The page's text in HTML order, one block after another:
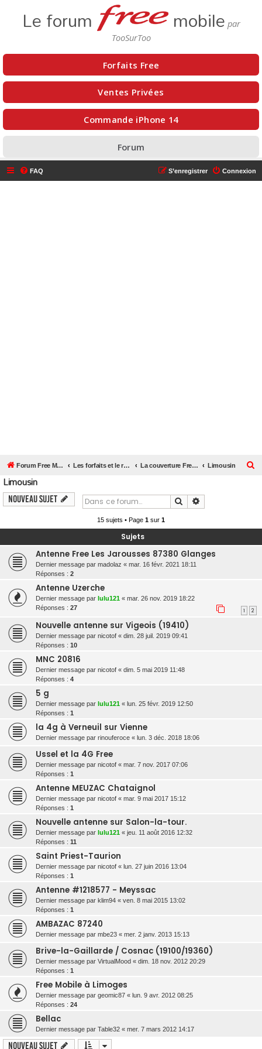
Le forum mobile
Forfaits Free
Ventes Privées
Commande iPhone 14
Forum
FAQ Connexion
S’enregistrer
Forum Free Mobile Les forfaits et le réseau Free Mobile La couverture Free Mobile près de chez vous Limousin
Limousin
Nouveau sujet Rechercher
15 sujets • Page 1 sur 1
Sujets
Antenne Free Les Jarousses 87380 Glanges
Dernier message par madolaz « mar. 16 févr. 2021 18:11
Réponses : 2
Antenne Uzerche
Dernier message par lulu121 « mar. 26 nov. 2019 18:22
Réponses : 27 1 2
Nouvelle antenne sur Vigeois (19410)
Dernier message par nicotof « dim. 28 juil. 2019 09:41
Réponses : 10
MNC 20816
Dernier message par nicotof « dim. 5 mai 2019 11:48
Réponses : 4
5 g
Dernier message par lulu121 « lun. 25 févr. 2019 12:50
Réponses : 1
la 4g à Verneuil sur Vienne
Dernier message par rinouferoce « lun. 3 déc. 2018 18:06
Ussel et la 4G Free
Dernier message par nicotof « mar. 7 nov. 2017 07:06
Réponses : 1
Antenne MEUZAC Chataignol
Dernier message par nicotof « mar. 9 mai 2017 15:12
Réponses : 1
Nouvelle antenne sur Salon-la-tour.
Dernier message par lulu121 « jeu. 11 août 2016 12:32
Réponses : 11
Saint Priest-Taurion
Dernier message par nicotof « lun. 27 juin 2016 13:04
Réponses : 1
Antenne #1218577 - Meyssac
Dernier message par klim94 « ven. 8 mai 2015 13:02
Réponses : 1
AMBAZAC 87240
Dernier message par mbe23 « mer. 2 janv. 2013 15:13
Brive-la-Gaillarde / Cosnac (19100/19360)
Dernier message par VirtualMood « dim. 18 nov. 2012 20:29
Réponses : 1
Free Mobile à Limoges
Dernier message par geomic87 « lun. 9 avr. 2012 08:25
Réponses : 24
Bellac
Dernier message par Table32 « mer. 7 mars 2012 14:17
Nouveau sujet